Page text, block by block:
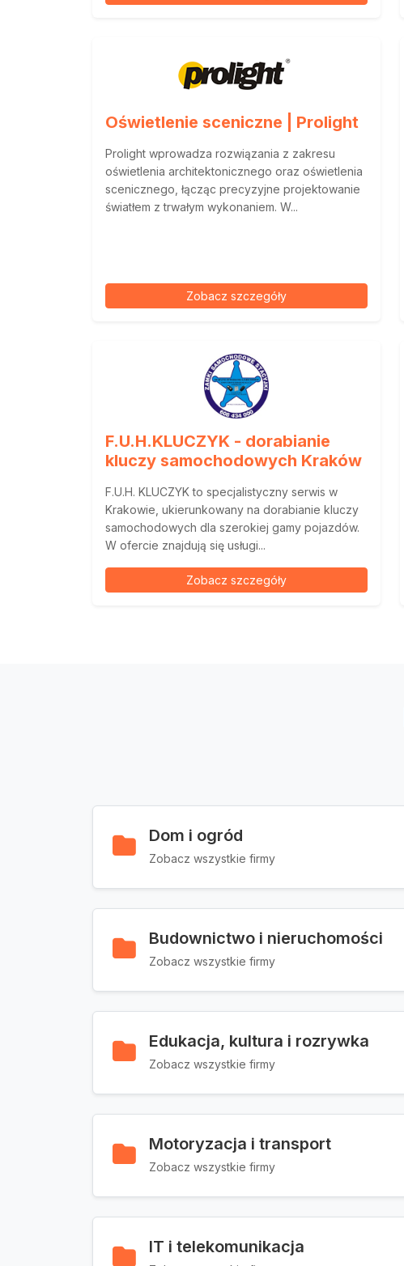
Oświetlenie sceniczne | Prolight
Prolight wprowadza rozwiązania z zakresu
oświetlenia architektonicznego oraz oświetlenia
scenicznego, łącząc precyzyjne projektowanie
światłem z trwałym wykonaniem. W...
Zobacz szczegóły
F.U.H.KLUCZYK - dorabianie
kluczy samochodowych Kraków
F.U.H. KLUCZYK to specjalistyczny serwis w
Krakowie, ukierunkowany na dorabianie kluczy
samochodowych dla szerokiej gamy pojazdów.
W ofercie znajdują się usługi...
Zobacz szczegóły
Dom i ogród
Zobacz wszystkie firmy
Budownictwo i nieruchomości
Zobacz wszystkie firmy
Edukacja, kultura i rozrywka
Zobacz wszystkie firmy
Motoryzacja i transport
Zobacz wszystkie firmy
IT i telekomunikacja